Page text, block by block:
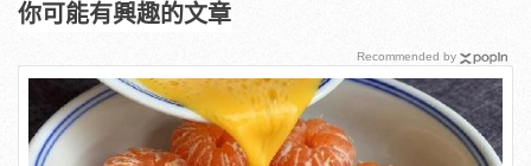
你可能有興趣的文章
Recommended by